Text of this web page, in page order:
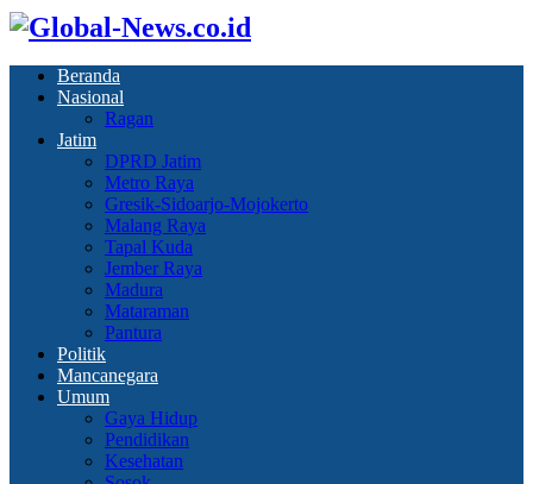
Beranda
Nasional
Ragan
Jatim
DPRD Jatim
Metro Raya
Gresik-Sidoarjo-Mojokerto
Malang Raya
Tapal Kuda
Jember Raya
Madura
Mataraman
Pantura
Politik
Mancanegara
Umum
Gaya Hidup
Pendidikan
Kesehatan